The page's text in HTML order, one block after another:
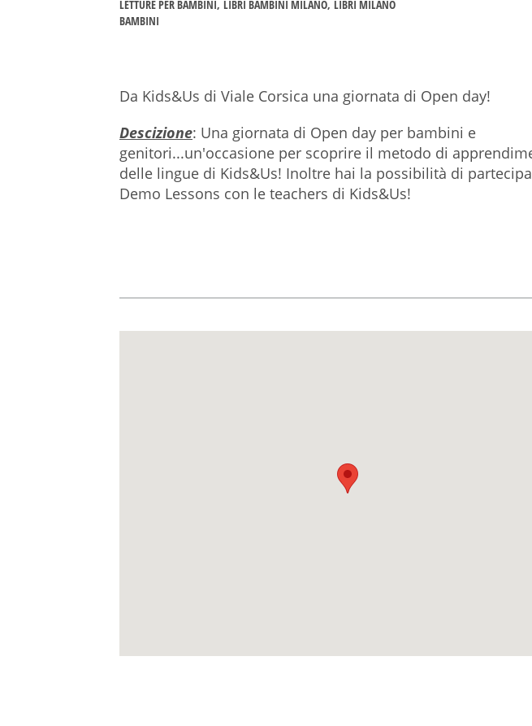
LETTURE PER BAMBINI LIBRI BAMBINI MILANO LIBRI MILANO
BAMBINI
Da Kids&Us di Viale Corsica una giornata di Open day!
Descizione: Una giornata di Open day per bambini e
genitori...un'occasione per scoprire il metodo di
delle lingue di Kids&Us! Inoltre hai la possibilità di
Demo Lessons con le teachers di Kids&Us!